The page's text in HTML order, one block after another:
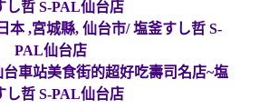
本 ,宮城縣, 仙台市/ 塩釜すし哲 S-
PAL仙台店